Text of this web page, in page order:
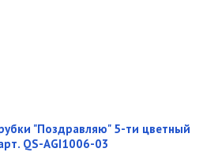
"Поздравляю" 5-ти цветный
QS-AGI1006-03